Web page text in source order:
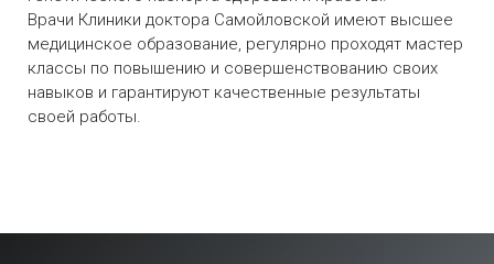
Врачи Клиники доктора Самойловской имеют высшее
медицинское образование, регулярно проходят мастер
классы по повышению и совершенствованию своих
навыков и гарантируют качественные результаты
своей работы.